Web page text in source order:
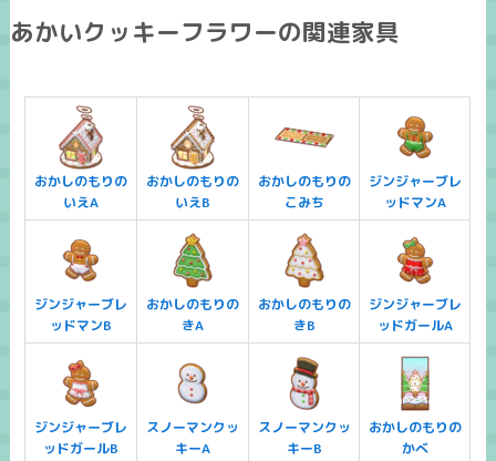
あかいクッキーフラワーの関連家具
おかしのもりの
いえA
おかしのもりの
いえB
おかしのもりの
こみち
ジンジャーブレ
ッドマンA
ジンジャーブレ
ッドマンB
おかしのもりの
きA
おかしのもりの
きB
ジンジャーブレ
ッドガールA
ジンジャーブレ
ッドガールB
スノーマンクッ
キーA
スノーマンクッ
キーB
おかしのもりの
かべ